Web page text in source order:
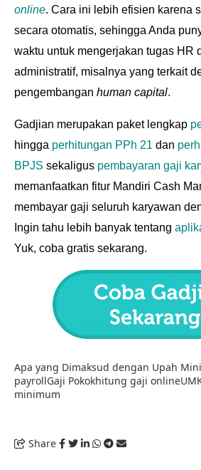
online. Cara ini lebih efisien karena
secara otomatis, sehingga Anda
waktu untuk mengerjakan tugas HR
administratif, misalnya yang terkait
pengembangan human capital.
Gadjian merupakan paket lengkap
hingga perhitungan PPh 21 dan
BPJS sekaligus pembayaran gaji
memanfaatkan fitur Mandiri Cash
membayar gaji seluruh karyawan
Ingin tahu lebih banyak tentang
Yuk, coba gratis sekarang.
Apa yang Dimaksud dengan Upah
payrollGaji Pokokhitung gaji online
minimum
Share